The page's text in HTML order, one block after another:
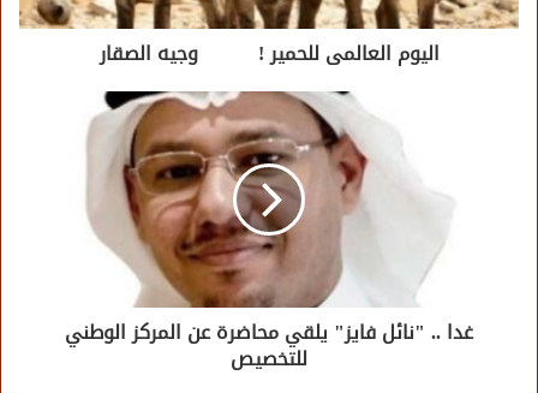
اليوم العالمى للحمير ! وجيه الصقار
غدا .. "نائل فايز" يلقي محاضرة عن المركز الوطني
للتخصيص